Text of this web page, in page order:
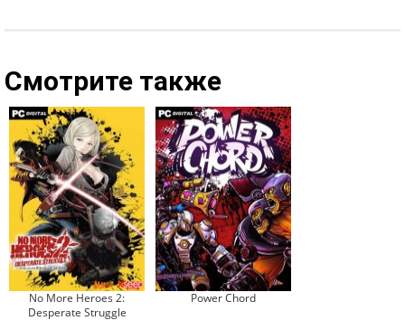
Смотрите также
No More Heroes 2:
Desperate Struggle
Power Chord